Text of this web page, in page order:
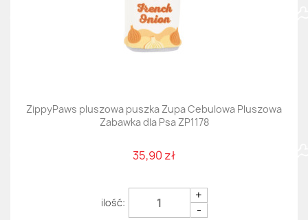
ZippyPaws pluszowa puszka Zupa Cebulowa Pluszowa
Zabawka dla Psa ZP1178
35,90 zł
+
-